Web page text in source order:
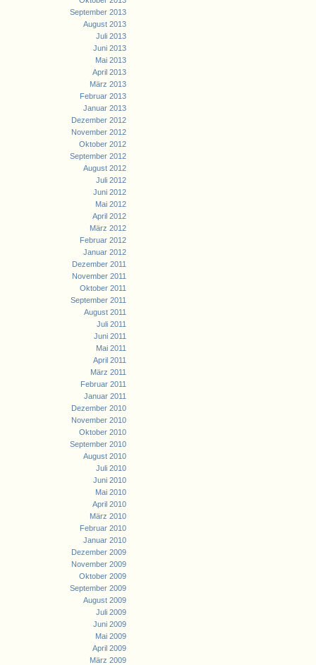
September 2013
August 2013
Juli 2013
Juni 2013
Mai 2013
April 2013
März 2013
Februar 2013
Januar 2013
Dezember 2012
November 2012
Oktober 2012
September 2012
August 2012
Juli 2012
Juni 2012
Mai 2012
April 2012
März 2012
Februar 2012
Januar 2012
Dezember 2011
November 2011
Oktober 2011
September 2011
August 2011
Juli 2011
Juni 2011
Mai 2011
April 2011
März 2011
Februar 2011
Januar 2011
Dezember 2010
November 2010
Oktober 2010
September 2010
August 2010
Juli 2010
Juni 2010
Mai 2010
April 2010
März 2010
Februar 2010
Januar 2010
Dezember 2009
November 2009
Oktober 2009
September 2009
August 2009
Juli 2009
Juni 2009
Mai 2009
April 2009
März 2009